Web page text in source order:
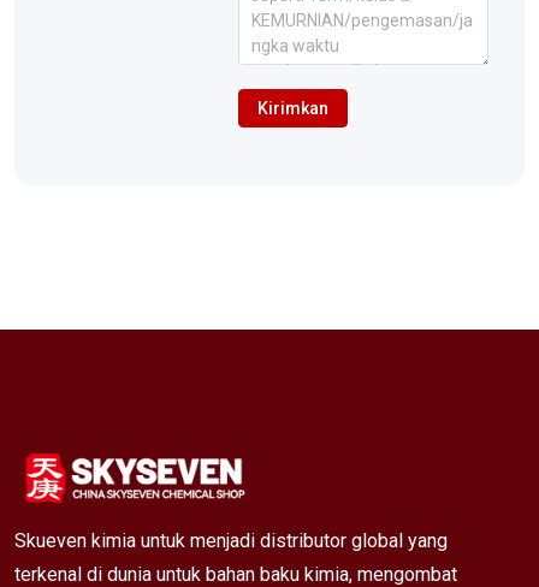
Kirimkan
Skueven kimia untuk menjadi distributor global yang
terkenal di dunia untuk bahan baku kimia, mengombat